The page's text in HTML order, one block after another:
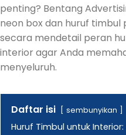
penting? Bentang
neon box dan huruf
secara mendetail peran
interior agar Anda
menyeluruh.
Daftar isi sembunyikan
Huruf Timbul untuk